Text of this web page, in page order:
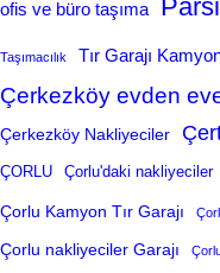
ofis ve büro taşıma
Taşımacılık Tır Garajı
Çerkezköy evden
Çerkezköy Nakliyeciler
ÇORLU Çorlu'daki nakliyeciler
Çorlu Kamyon Tır Garajı
Çorlu nakliyeciler Garajı